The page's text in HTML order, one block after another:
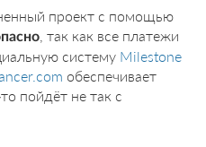
проект с помощью
, так как все платежи
систему Milestone
обеспечивает
пойдёт не так с